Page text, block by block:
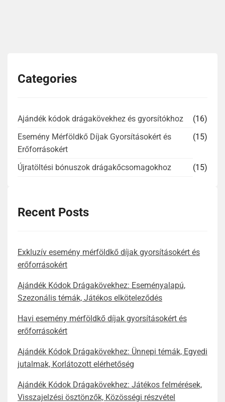
Categories
Ajándék kódok drágakövekhez és gyorsítókhoz
(16)
Esemény Mérföldkő Díjak Gyorsításokért és
Erőforrásokért
(15)
Újratöltési bónuszok drágakőcsomagokhoz (15)
Recent Posts
Exkluzív esemény mérföldkő díjak gyorsításokért és
erőforrásokért
Ajándék Kódok Drágakövekhez: Eseményalapú,
Szezonális témák, Játékos elköteleződés
Havi esemény mérföldkő díjak gyorsításokért és
erőforrásokért
Ajándék Kódok Drágakövekhez: Ünnepi témák, Egyedi
jutalmak, Korlátozott elérhetőség
Ajándék Kódok Drágakövekhez: Játékos felmérések,
Visszajelzési ösztönzők, Közösségi részvétel